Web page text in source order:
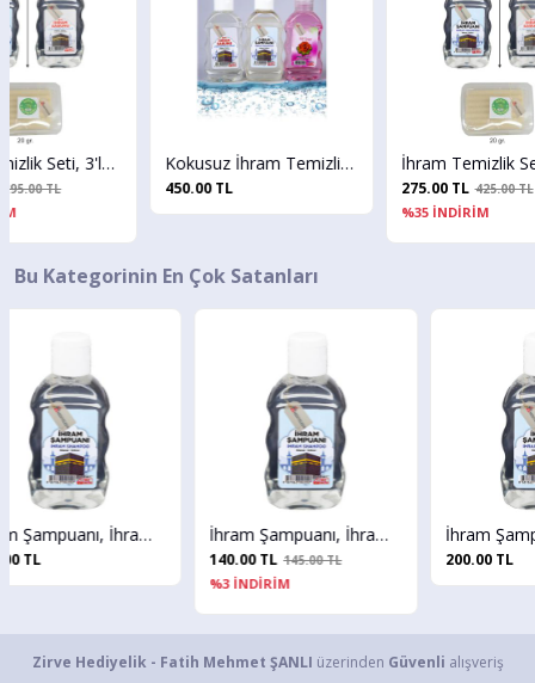
Kokusuz İhram Temizlik Seti, 3'lü Set, İhram Sabunu, Gül Suyu, İhram Şampuanı, 50 ml - 10 SET
450.00 TL
İhram Temizlik Seti, 3'lü Set, İhram Sabunu, İhram Şampuanı, Zeytinyağlı Katı Sabun - 5 SET
425.00 TL
%35 İNDİRİM
Bu Kategorinin En Çok Satanları
Şampuanı 50 ml. - 3 ADET İhram Şampuanı, İhram Temizlik Şampuanı 50 ml. - 5 ADET
%3 İNDİRİM
İhram Şampuanı, İhram Temizlik Şampuanı 50 ml. - 10 ADET
200.00 TL
Zirve Hediyelik - Fatih Mehmet ŞANLI üzerinden Güvenli alışveriş